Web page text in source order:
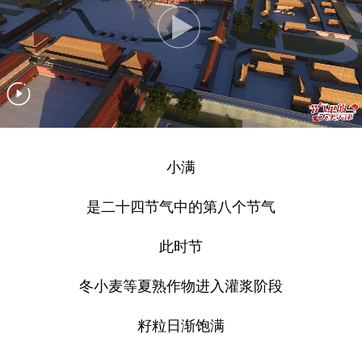
小满
是二十四节气中的第八个节气
此时节
冬小麦等夏熟作物进入灌浆阶段
籽粒日渐饱满